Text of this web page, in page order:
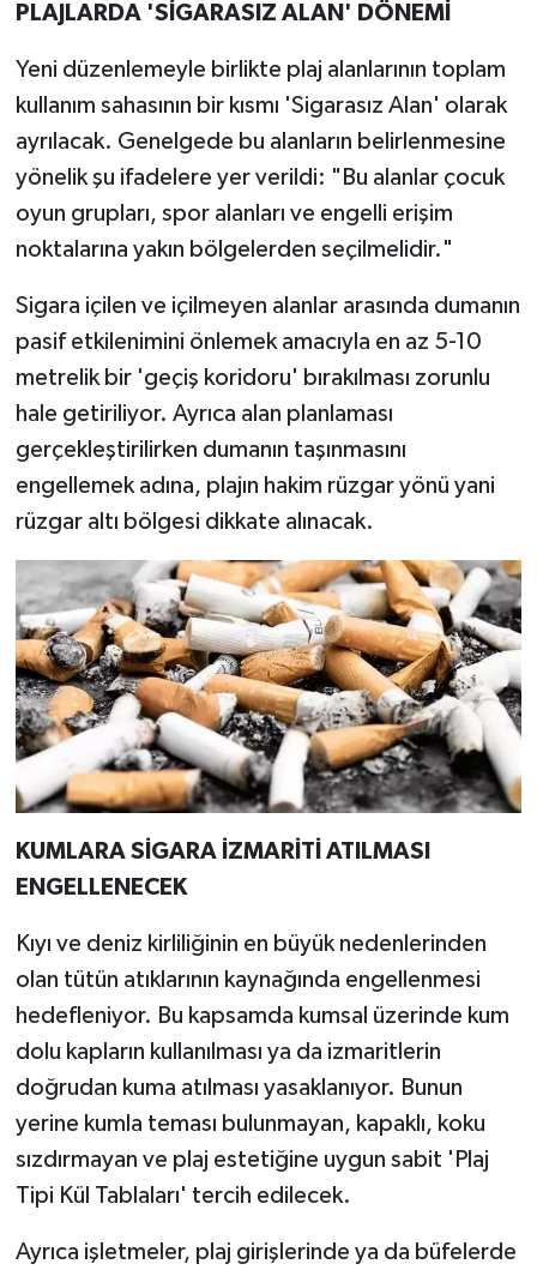
PLAJLARDA 'SİGARASIZ ALAN' DÖNEMİ
Yeni düzenlemeyle birlikte plaj alanlarının toplam
kullanım sahasının bir kısmı 'Sigarasız Alan' olarak
ayrılacak. Genelgede bu alanların belirlenmesine
yönelik şu ifadelere yer verildi: "Bu alanlar çocuk
oyun grupları, spor alanları ve engelli erişim
noktalarına yakın bölgelerden seçilmelidir."
Sigara içilen ve içilmeyen alanlar arasında dumanın
pasif etkilenimini önlemek amacıyla en az 5-10
metrelik bir 'geçiş koridoru' bırakılması zorunlu
hale getiriliyor. Ayrıca alan planlaması
gerçekleştirilirken dumanın taşınmasını
engellemek adına, plajın hakim rüzgar yönü yani
rüzgar altı bölgesi dikkate alınacak.
KUMLARA SİGARA İZMARİTİ ATILMASI
ENGELLENECEK
Kıyı ve deniz kirliliğinin en büyük nedenlerinden
olan tütün atıklarının kaynağında engellenmesi
hedefleniyor. Bu kapsamda kumsal üzerinde kum
dolu kapların kullanılması ya da izmaritlerin
doğrudan kuma atılması yasaklanıyor. Bunun
yerine kumla teması bulunmayan, kapaklı, koku
sızdırmayan ve plaj estetiğine uygun sabit 'Plaj
Tipi Kül Tablaları' tercih edilecek.
Ayrıca işletmeler, plaj girişlerinde ya da büfelerde